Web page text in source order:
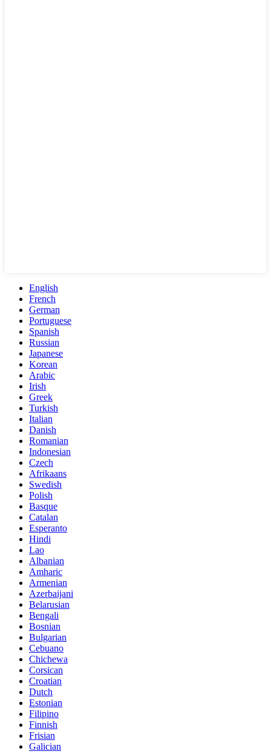
English
French
German
Portuguese
Spanish
Russian
Japanese
Korean
Arabic
Irish
Greek
Turkish
Italian
Danish
Romanian
Indonesian
Czech
Afrikaans
Swedish
Polish
Basque
Catalan
Esperanto
Hindi
Lao
Albanian
Amharic
Armenian
Azerbaijani
Belarusian
Bengali
Bosnian
Bulgarian
Cebuano
Chichewa
Corsican
Croatian
Dutch
Estonian
Filipino
Finnish
Frisian
Galician